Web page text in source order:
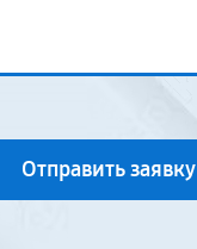
Отправить заявку